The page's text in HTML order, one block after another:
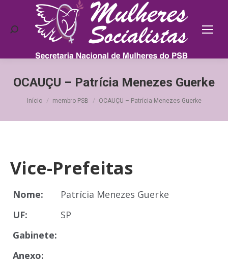
Search:
OCAUÇU – Patrícia Menezes Guerke
Você está aqui:
Início membro PSB OCAUÇU – Patrícia Menezes Guerke
Vice-Prefeitas
Nome:
Patrícia Menezes Guerke
UF:
SP
Gabinete:
Anexo: